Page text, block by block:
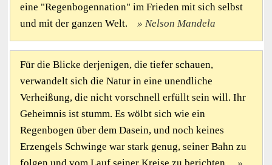
eine "Regenbogennation" im Frieden mit sich selbst
und mit der ganzen Welt.
Nelson Mandela
Für die Blicke derjenigen, die tiefer schauen,
verwandelt sich die Natur in eine unendliche
Verheißung, die nicht vorschnell erfüllt sein will. Ihr
Geheimnis ist stumm. Es wölbt sich wie ein
Regenbogen über dem Dasein, und noch keines
Erzengels Schwinge war stark genug, seiner Bahn zu
folgen und vom Lauf seiner Kreise zu berichten.